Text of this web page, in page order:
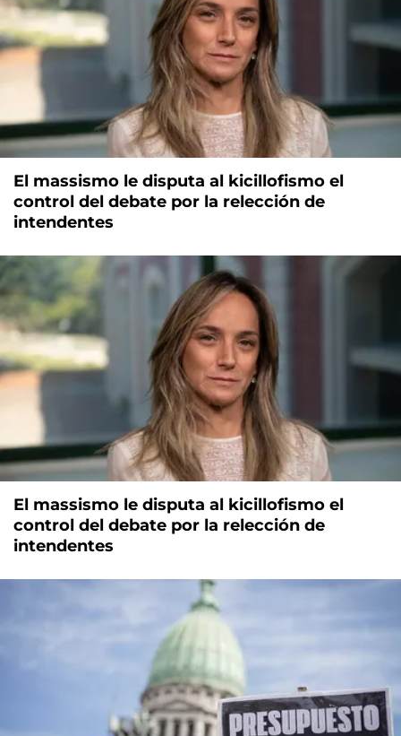
El massismo le disputa al kicillofismo el
control del debate por la relección de
intendentes
El massismo le disputa al kicillofismo el
control del debate por la relección de
intendentes